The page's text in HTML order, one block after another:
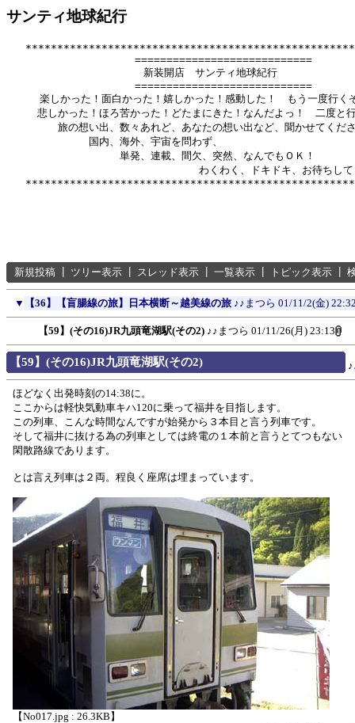
サンティ地球紀行
          　　       ============================
              　      新装開店　サンティ地球紀行
          　　       ============================
楽しかった！面白かった！嬉しかった！感動した！　もう一度行く
悲しかった！ほろ苦かった！どたまにきた！なんだよっ！　二度と
旅の想い出、数々あれど、あなたの想い出など、聞かせてくだ
国内、海外、宇宙を問わず、
単発、連載、間欠、突然、なんでもＯＫ！
わくわく、ドキドキ、お待ちしてま
新規投稿 ツリー表示 スレッド表示 一覧表示 トピック表示
▼ 【36】【盲腸線の旅】日本横断～越美線の旅 ♪♪まつら 01/11/2(金)
【59】(その16)JR九頭竜湖駅(その2) ♪♪まつら 01/11/26(月) 23:13
【59】(その16)JR九頭竜湖駅(その2)
ほどなく出発時刻の14:38に。
ここからは軽快気動車キハ120に乗って福井を目指します。
この列車、こんな時間なんですが始発から３本目と言う列車です。
そして福井に抜ける為の列車としては終電の１本前と言うとてつもない
閑散路線であります。
とは言え列車は２両。程良く座席は埋まっています。
【No017.jpg : 26.3KB】